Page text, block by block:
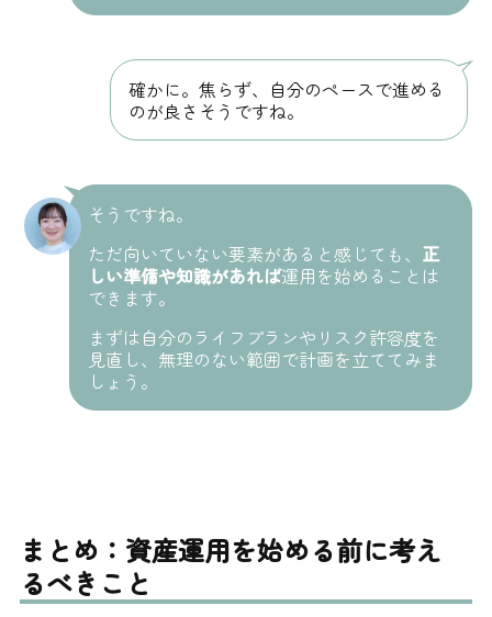
確かに。焦らず、自分のペースで進める
のが良さそうですね。
そうですね。
ただ向いていない要素があると感じても、 正
しい準備や知識があれば運用を始めることは
できます。
まずは自分のライフプランやリスク許容度を
見直し、無理のない範囲で計画を立ててみま
しょう。
まとめ：資産運用を始める前に考え
るべきこと